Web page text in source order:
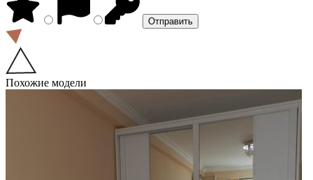
Похожие модели